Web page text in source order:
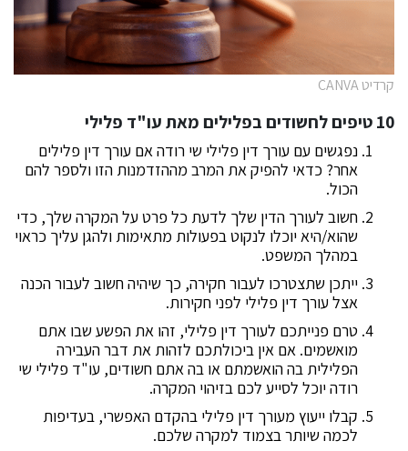
קרדיט CANVA
10 טיפים לחשודים בפלילים מאת עו"ד פלילי
נפגשים עם עורך דין פלילי שי רודה אם עורך דין פלילים
אחר? כדאי להפיק את המרב מההזדמנות הזו ולספר להם
הכול.
חשוב לעורך הדין שלך לדעת כל פרט על המקרה שלך, כדי
שהוא/היא יוכלו לנקוט בפעולות מתאימות ולהגן עליך כראוי
במהלך המשפט.
ייתכן שתצטרכו לעבור חקירה, כך שיהיה חשוב לעבור הכנה
אצל עורך דין פלילי לפני חקירות.
טרם פנייתכם לעורך דין פלילי, זהו את הפשע שבו אתם
מואשמים. אם אין ביכולתכם לזהות את דבר העבירה
הפלילית בה הואשמתם או בה אתם חשודים, עו"ד פלילי שי
רודה יוכל לסייע לכם בזיהוי המקרה.
קבלו ייעוץ מעורך דין פלילי בהקדם האפשרי, בעדיפות
לכמה שיותר בצמוד למקרה שלכם.